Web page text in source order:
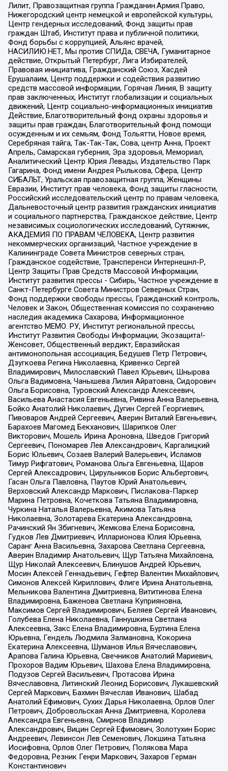
Лилит, Правозащитная группа Гражданин.Армия.Право,
Нижегородский центр немецкой и европейской культуры,
Центр гендерных исследований, Фонд защиты прав
граждан Штаб, Институт права и публичной политики,
Фонд борьбы с коррупцией, Альянс врачей,
НАСИЛИЮ.НЕТ, Мы против СПИДа, СВЕЧА, Гуманитарное
действие, Открытый Петербург, Лига Избирателей,
Правовая инициатива, Гражданский Союз, Хасдей
Ерушалаим, Центр поддержки и содействия развитию
средств массовой информации, Горячая Линия, В защиту
прав заключенных, Институт глобализации и социальных
движений, Центр социально-информационных инициатив
Действие, Благотворительный фонд охраны здоровья и
защиты прав граждан, Благотворительный фонд помощи
осужденным и их семьям, Фонд Тольятти, Новое время,
Серебряная тайга, Так-Так-Так, Сова, центр Анна, Проект
Апрель, Самарская губерния, Эра здоровья, Мемориал,
Аналитический Центр Юрия Левады, Издательство Парк
Гагарина, Фонд имени Андрея Рылькова, Сфера, Центр
СИБАЛЬТ, Уральская правозащитная группа, Женщины
Евразии, Институт прав человека, Фонд защиты гласности,
Российский исследовательский центр по правам человека,
Дальневосточный центр развития гражданских инициатив
и социального партнерства, Гражданское действие, Центр
независимых социологических исследований, Сутяжник,
АКАДЕМИЯ ПО ПРАВАМ ЧЕЛОВЕКА, Центр развития
некоммерческих организаций, Частное учреждение в
Калининграде Совета Министров северных стран,
Гражданское содействие, Трансперенси Интернешнл-Р,
Центр Защиты Прав Средств Массовой Информации,
Институт развития прессы - Сибирь, Частное учреждение в
Санкт-Петербурге Совета Министров Северных Стран,
Фонд поддержки свободы прессы, Гражданский контроль,
Человек и Закон, Общественная комиссия по сохранению
наследия академика Сахарова, Информационное
агентство МЕМО. РУ, Институт региональной прессы,
Институт Развития Свободы Информации, Экозащита!-
Женсовет, Общественный вердикт, Евразийская
антимонопольная ассоциация, Бедушев Петр Петрович,
Дзугкоева Регина Николаевна, Кривенко Сергей
Владимирович, Милославский Павел Юрьевич, Шнырова
Ольга Вадимовна, Чанышева Лилия Айратовна, Сидорович
Ольга Борисовна, Туровский Александр Алексеевич,
Васильева Анастасия Евгеньевна, Ривина Анна Валерьевна,
Бойко Анатолий Николаевич, Дугин Сергей Георгиевич,
Пивоваров Андрей Сергеевич, Аверин Виталий Евгеньевич,
Барахоев Магомед Бекханович, Шарипков Олег
Викторович, Мошель Ирина Ароновна, Шведов Григорий
Сергеевич, Пономарев Лев Александрович, Каргалицкий
Борис Юльевич, Созаев Валерий Валерьевич, Исламов
Тимур Рифгатович, Романова Ольга Евгеньевна, Щаров
Сергей Алексадрович, Цирульников Борис Альбертович,
Гасан Ольга Павловна, Паутов Юрий Анатольевич,
Верховский Александр Маркович, Пислакова-Паркер
Марина Петровна, Кочеткова Татьяна Владимировна,
Чуркина Наталья Валерьевна, Акимова Татьяна
Николаевна, Золотарева Екатерина Александровна,
Рачинский Ян Збигневич, Жемкова Елена Борисовна,
Гудков Лев Дмитриевич, Илларионова Юлия Юрьевна,
Саранг Анна Васильевна, Захарова Светлана Сергеевна,
Аверин Владимир Анатольевич, Щур Татьяна Михайловна,
Щур Николай Алексеевич, Блинушов Андрей Юрьевич,
Мосин Алексей Геннадьевич, Гефтер Валентин Михайлович,
Симонов Алексей Кириллович, Флиге Ирина Анатольевна,
Мельникова Валентина Дмитриевна, Вититинова Елена
Владимировна, Баженова Светлана Куприяновна,
Максимов Сергей Владимирович, Беляев Сергей Иванович,
Голубева Елена Николаевна, Ганнушкина Светлана
Алексеевна, Закс Елена Владимировна, Буртина Елена
Юрьевна, Гендель Людмила Залмановна, Кокорина
Екатерина Алексеевна, Шуманов Илья Вячеславович,
Арапова Галина Юрьевна, Свечников Анатолий Мариевич,
Прохоров Вадим Юрьевич, Шахова Елена Владимировна,
Подузов Сергей Васильевич, Протасова Ирина
Вячеславовна, Литинский Леонид Борисович, Лукашевский
Сергей Маркович, Бахмин Вячеслав Иванович, Шабад
Анатолий Ефимович, Сухих Дарья Николаевна, Орлов Олег
Петрович, Добровольская Анна Дмитриевна, Королева
Александра Евгеньевна, Смирнов Владимир
Александрович, Вицин Сергей Ефимович, Золотухин Борис
Андреевич, Левинсон Лев Семенович, Локшина Татьяна
Иосифовна, Орлов Олег Петрович, Полякова Мара
Федоровна, Резник Генри Маркович, Захаров Герман
Константинович